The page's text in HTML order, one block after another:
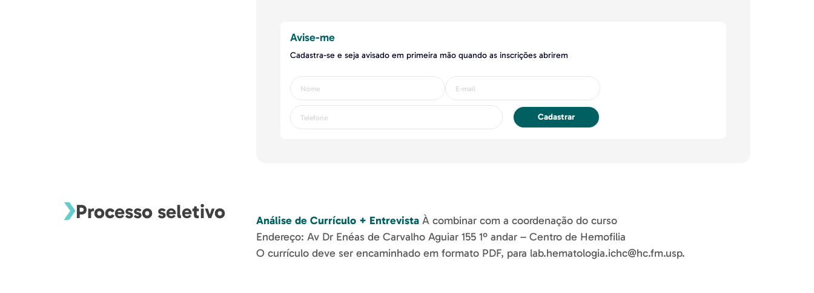
Avise-me
Cadastra-se e seja avisado em primeira mão quando as inscrições abrirem
Cadastrar
Processo seletivo Análise de Currículo + Entrevista À combinar com a coordenação do curso
Endereço: Av Dr Enéas de Carvalho Aguiar 155 1º andar – Centro de Hemofilia
O currículo deve ser encaminhado em formato PDF, para lab.hematologia.ichc@hc.fm.usp.